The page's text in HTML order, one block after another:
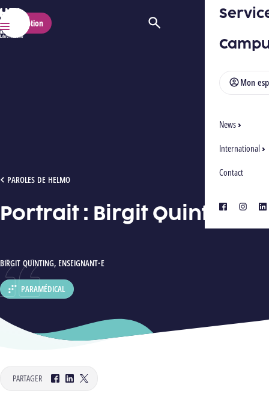
HELMo
Menu
Mon
News
International
Contact
facebook
Inscription Ouvrir/Fermer la recherche
PAROLES DE HELMO
PORTRAIT : BIRGIT QUINTING
Portrait : Birgit Quinting
AUTEUR :
BIRGIT QUINTING, ENSEIGNANT·E
DÉPARTEMENT :
PARAMÉDICAL
PARTAGER
Facebook
LinkedInTwitter